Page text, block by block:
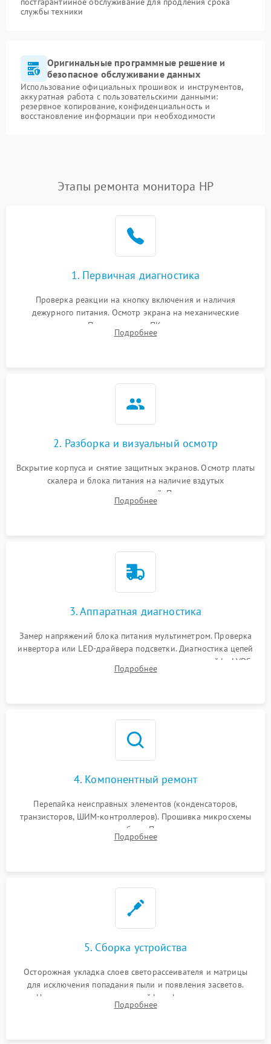
службы техники
Оригинальные программные решение и
безопасное обслуживание данных
Использование официальных прошивок и инструментов,
аккуратная работа с пользовательскими данными:
резервное копирование, конфиденциальность и
восстановление информации при необходимости
Этапы ремонта монитора HP
1. Первичная диагностика
Проверка реакции на кнопку включения и наличия
дежурного питания. Осмотр экрана на механические
повреждения. Подключение к ПК для оценки вывода
изображения, работы подсветки и выявления артефактов на
Подробнее
2. Разборка и визуальный осмотр
Вскрытие корпуса и снятие защитных экранов. Осмотр платы
скалера и блока питания на наличие вздутых
конденсаторов, прогаров, окислений. Проверка надежности
контактов и целостности шлейфов матрицы.
Подробнее
3. Аппаратная диагностика
Замер напряжений блока питания мультиметром. Проверка
инвертора или LED-драйвера подсветки. Диагностика цепей
питания скалера и тестирование сигналов на шлейфе LVDS
Подробнее
4. Компонентный ремонт
Перепайка неисправных элементов (конденсаторов,
транзисторов, ШИМ-контроллеров). Прошивка микросхемы
памяти при программных сбоях. При поломке подсветки —
разборка матрицы и замена выгоревших светодиодов.
Подробнее
5. Сборка устройства
Осторожная укладка слоев светорассеивателя и матрицы
для исключения попадания пыли и появления засветов.
Надежное подключение шлейфов, фиксация плат и
аккуратное защелкивание пластикового корпуса монитора.
Подробнее